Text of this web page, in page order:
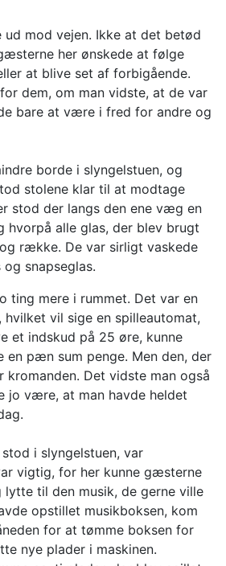
ud mod vejen. Ikke at det betød
her ønskede at følge
at blive set af forbigående.
dem, om man vidste, at de var
bare at være i fred for andre og
borde i slyngelstuen, og
stolene klar til at modtage
stod der langs den ene væg en
hvorpå alle glas, der blev brugt
række. De var sirligt vaskede
snapseglas.
ting mere i rummet. Det var en
vil sige en spilleautomat,
et indskud på 25 øre, kunne
pæn sum penge. Men den, der
Det vidste man også
jo være, at man havde heldet
i slyngelstuen, var
vigtig, for her kunne gæsterne
lytte til den musik, de gerne ville
opstillet musikboksen, kom
for at tømme boksen for
nye plader i maskinen.